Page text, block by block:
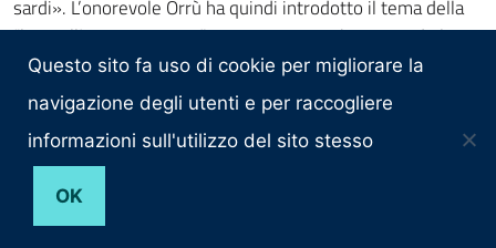
Questo sito fa uso di cookie per migliorare la
navigazione degli utenti e per raccogliere
informazioni sull'utilizzo del sito stesso
OK